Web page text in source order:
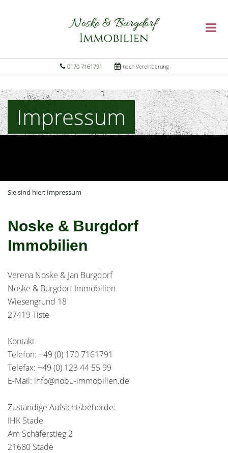
0170 7161791 nach Vereinbarung
Impressum
Sie sind hier: Impressum
Noske & Burgdorf
Immobilien
Verena Noske & Jan Burgdorf
Noske & Burgdorf Immobilien
Wiesengrund 18
27419 Tiste
Kontakt
Telefon: +49 (0) 170 7161791
Telefax: +49 (0) 123 44 55 99
E-Mail: info@nobu-immobilien.de
Zuständige Aufsichtsbehörde:
IHK Stade
Am Schäferstieg 2
21680 Stade